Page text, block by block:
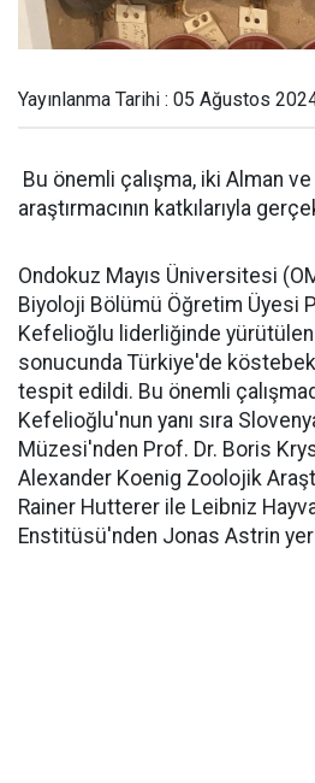
Yayınlanma Tarihi : 05 Ağustos
Bu önemli çalışma, iki Alman
araştırmacının katkılarıyla
Ondokuz Mayıs Üniversitesi
Biyoloji Bölümü Öğretim Üyesi
Kefelioğlu liderliğinde yürütülen
sonucunda Türkiye'de
tespit edildi. Bu önemli
Kefelioğlu'nun yanı sıra
Müzesi'nden Prof. Dr. Boris
Alexander Koenig Zoolojik
Rainer Hutterer ile Leibniz
Enstitüsü'nden Jonas Astrin yer